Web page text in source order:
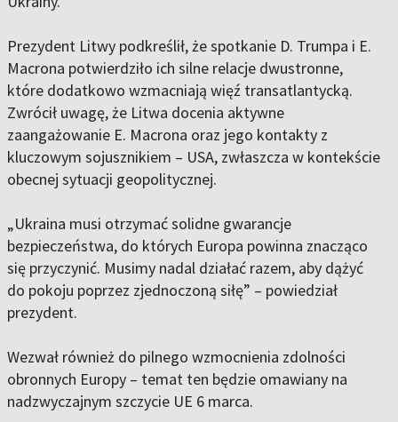
Prezydent Litwy podkreślił, że spotkanie D. Trumpa i E.
Macrona potwierdziło ich silne relacje dwustronne,
które dodatkowo wzmacniają więź transatlantycką.
Zwrócił uwagę, że Litwa docenia aktywne
zaangażowanie E. Macrona oraz jego kontakty z
kluczowym sojusznikiem – USA, zwłaszcza w kontekście
obecnej sytuacji geopolitycznej.
„Ukraina musi otrzymać solidne gwarancje
bezpieczeństwa, do których Europa powinna znacząco
się przyczynić. Musimy nadal działać razem, aby dążyć
do pokoju poprzez zjednoczoną siłę” – powiedział
prezydent.
Wezwał również do pilnego wzmocnienia zdolności
obronnych Europy – temat ten będzie omawiany na
nadzwyczajnym szczycie UE 6 marca.